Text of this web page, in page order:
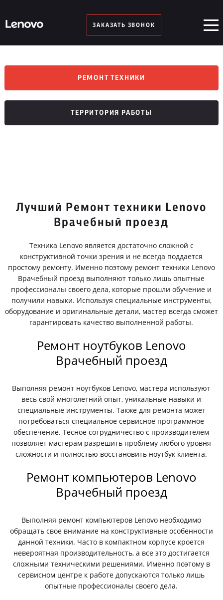
ЗАКАЗАТЬ ЗВОНОК
РЕМОНТ ТЕХНИКИ
ТЕРРИТОРИЯ РАБОТЫ
Лучший Ремонт техники Lenovo
Врачебный проезд
Техника Lenovo является достаточно сложной с
конструктивной точки зрения и не всегда поддается
простому ремонту. Именно поэтому ремонт техники Lenovo
Врачебный проезд выполняют только лишь опытные
профессионалы своего дела, которые прошли обучение и
получили навыки. Используя специальные инструменты,
оборудование и оригинальные детали, мастер всегда сможет
гарантировать качество выполненной работы.
Ремонт ноутбуков Lenovo
Врачебный проезд
Выполняя ремонт ноутбуков Lenovo, мастера используют
весь свой многолетний опыт, уникальные навыки и
специальные инструменты. Также для ремонта может
потребоваться специальное сервисное программное
обеспечение. Тесное сотрудничество с производителем
позволяет мастерам разрешить проблему любого уровня
сложности и полностью восстановить ноутбук клиента.
Ремонт компьютеров Lenovo
Врачебный проезд
Выполняя ремонт компьютеров Lenovo необходимо
обращать свое внимание на конструктивные особенности
данной техники. Часто в компактном корпусе кроется
невероятная производительность, а все это достигается
сложными техническими решениями. Именно поэтому в
сервисном центре к работе допускаются только лишь
опытные профессионалы своего дела.